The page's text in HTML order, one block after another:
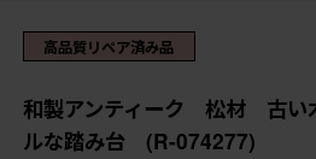
074277)
ラフジュ工房 > 古道具・古民具
ティーク 松材 古い木が味わい深い
台 (R-074277)
高品質リペア済み品
和製アンティーク 松材 古い
ルな踏み台 (R-074277)